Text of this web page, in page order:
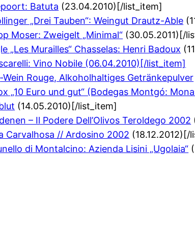
Batuta (23.04.2010)[/list_item]
„Drei Tauben“: Weingut Drautz-Able
Moser: Zweigelt „Minimal“ (30.05.2011)[/
„Les Murailles“ Chasselas: Henri Badoux
Vino Nobile (06.04.2010)[/list_item]
Rouge, Alkoholhaltiges Getränkepulver
„10 Euro und gut“ (Bodegas Montgó:
(14.05.2010)[/list_item]
– Il Podere Dell’Olivos Teroldego 2002
Carvalhosa // Ardosino 2002 (18.12.2012)[/
di Montalcino: Azienda Lisini „Ugolaia“